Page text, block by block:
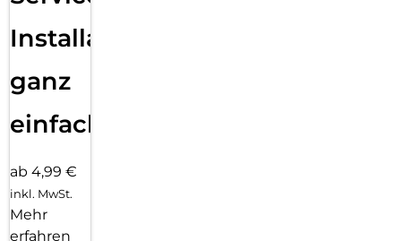
Installation
ganz
einfach
ab 4,99 €
inkl. MwSt.
Mehr
erfahren